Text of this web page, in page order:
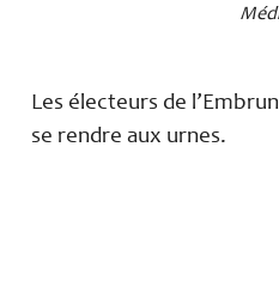
Les électeurs de
se rendre aux urnes.